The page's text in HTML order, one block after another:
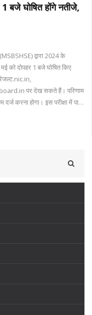
बजे घोषित होंगे नतीजे,
द्वारा 2024 के
को दोपहर 1 बजे घोषित किए
पर देख सकते हैं। परिणाम
करना होगा। इस परीक्षा में पास